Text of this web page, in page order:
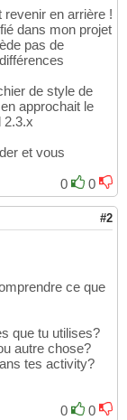
en arrière !
dans mon projet
pas de
de style de
approchait le
2.3.x
et vous
0
0
#2
ce que
que tu utilises?
autre chose?
tes activity?
0
0